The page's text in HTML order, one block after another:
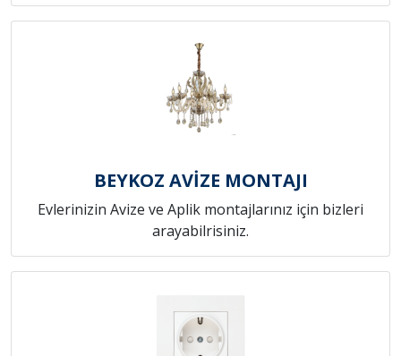
BEYKOZ AVİZE MONTAJI
Evlerinizin Avize ve Aplik montajlarınız için bizleri
arayabilrisiniz.